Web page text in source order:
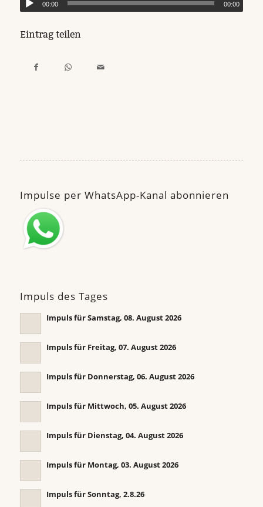
00:00 00:00
Eintrag teilen
Impulse per WhatsApp-Kanal abonnieren
Impuls des Tages
Impuls für Samstag, 08. August 2026
Impuls für Freitag, 07. August 2026
Impuls für Donnerstag, 06. August 2026
Impuls für Mittwoch, 05. August 2026
Impuls für Dienstag, 04. August 2026
Impuls für Montag, 03. August 2026
Impuls für Sonntag, 2.8.26